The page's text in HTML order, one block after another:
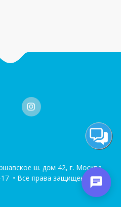
ш. дом 42, г. Москва
• Все права защищены